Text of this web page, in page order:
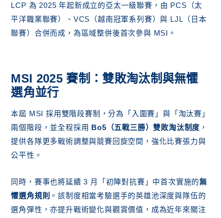
LCP 為 2025 年起新成立的亞太一級聯賽，由 PCS（太
平洋職業聯賽）、VCS（越南冠軍系列賽）與 LJL（日本
聯賽）合併而成，為區域整併後首次參與 MSI。
MSI 2025 賽制：雙敗淘汰制與無懼
選角並行
本屆 MSI 採用雙階段賽制，分為「入圍賽」與「淘汰賽」
兩個階段，並全程採用 Bo5（五戰三勝）雙敗淘汰制度 ，
提供各隊更多戰術調整與競賽回旋空間，強化比賽張力與
公平性。
同時，賽事也將延續 3 月「初陣對抗賽」中首次實施的無
懼選角規則 。該制度相當考驗選手的英雄池深度與隊伍的
選角彈性，亦提升戰術變化與觀賞價值，成為近年來關注